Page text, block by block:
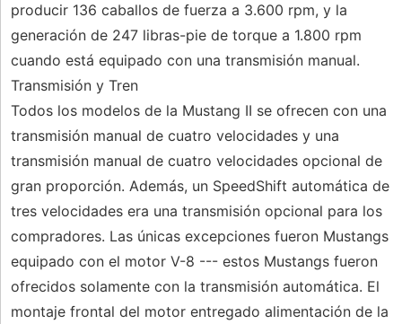
producir 136 caballos de fuerza a 3.600 rpm, y la
generación de 247 libras-pie de torque a 1.800 rpm
cuando está equipado con una transmisión manual.
Transmisión y Tren
Todos los modelos de la Mustang II se ofrecen con una
transmisión manual de cuatro velocidades y una
transmisión manual de cuatro velocidades opcional de
gran proporción. Además, un SpeedShift automática de
tres velocidades era una transmisión opcional para los
compradores. Las únicas excepciones fueron Mustangs
equipado con el motor V-8 --- estos Mustangs fueron
ofrecidos solamente con la transmisión automática. El
montaje frontal del motor entregado alimentación de la